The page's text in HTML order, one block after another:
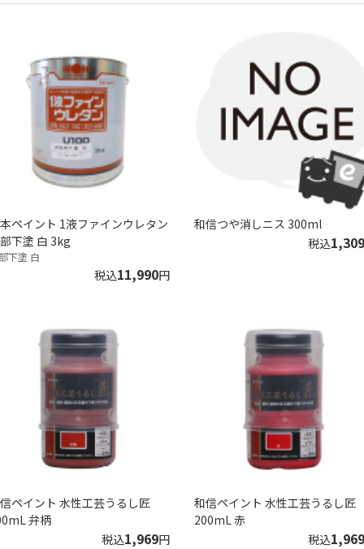
ペイント 1液ファインウレタン
下塗 白 3kg
下塗 白
税込11,990円
和信つや消しニス 300ml
税込1,309
ペイント 水性工芸うるし匠
弁柄
税込1,969円
和信ペイント 水性工芸うるし匠
200mL 赤
税込1,969